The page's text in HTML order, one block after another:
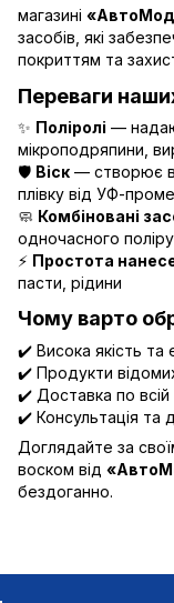
магазині
засобів, які
покриттям та
Переваги
✨ Поліролі —
мікроподряпини,
🛡 Віск — створює
плівку від УФ-
🧼 Комбіновані
одночасного
⚡ Простота
пасти, рідини
Чому варто
✔️ Висока якість та
✔️ Продукти
✔️ Доставка по всій
✔️ Консультація та
Доглядайте за
воском від
бездоганно.